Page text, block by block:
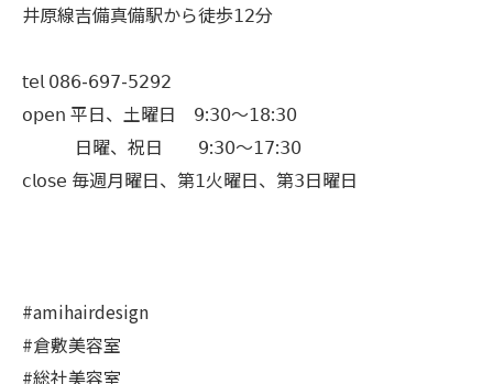
井原線吉備真備駅から徒歩𝟣𝟤分
𝗍𝖾𝗅 𝟢𝟪𝟨-𝟨𝟫𝟩-𝟧𝟤𝟫𝟤
𝗈𝗉𝖾𝗇 平日、土曜日 𝟫:𝟥𝟢〜𝟣𝟪:𝟥𝟢
日曜、祝日 𝟫:𝟥𝟢〜𝟣𝟩:𝟥𝟢
𝖼𝗅𝗈𝗌𝖾 毎週月曜日、第𝟣火曜日、第𝟥日曜日
#amihairdesign
#倉敷美容室
#総社美容室